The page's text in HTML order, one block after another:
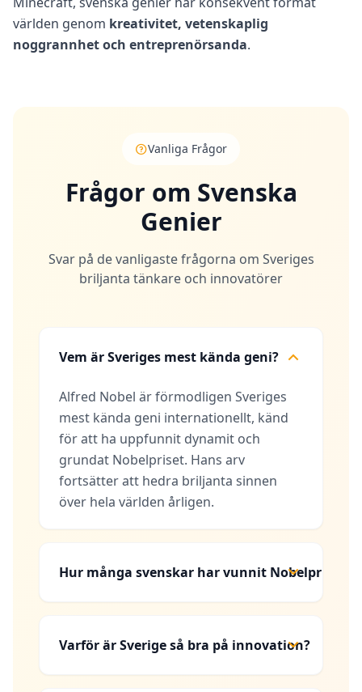
världen genom kreativitet, vetenskaplig
noggrannhet och entreprenörsanda.
Vanliga Frågor
Frågor om Svenska
Genier
Svar på de vanligaste frågorna om Sveriges
briljanta tänkare och innovatörer
Vem är Sveriges mest kända geni?
Alfred Nobel är förmodligen Sveriges
mest kända geni internationellt, känd
för att ha uppfunnit dynamit och
grundat Nobelpriset. Hans arv
fortsätter att hedra briljanta sinnen
över hela världen årligen.
Hur många svenskar har vunnit Nobelpriset?
Varför är Sverige så bra på innovation?